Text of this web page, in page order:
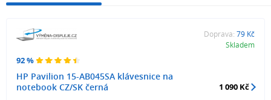
92 %
HP Pavilion 15-AB045SA klávesnice na
notebook CZ/SK černá
Doprava: 79 Kč
Skladem
1 090 Kč